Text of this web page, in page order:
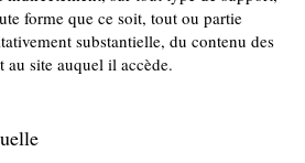
forme que ce soit, tout ou partie
substantielle, du contenu des
au site auquel il accède.